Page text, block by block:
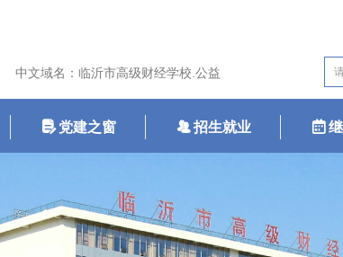
中文域名：临沂市高级财经学校.公益
넖 党建之窗 뀡 招生就业 녀